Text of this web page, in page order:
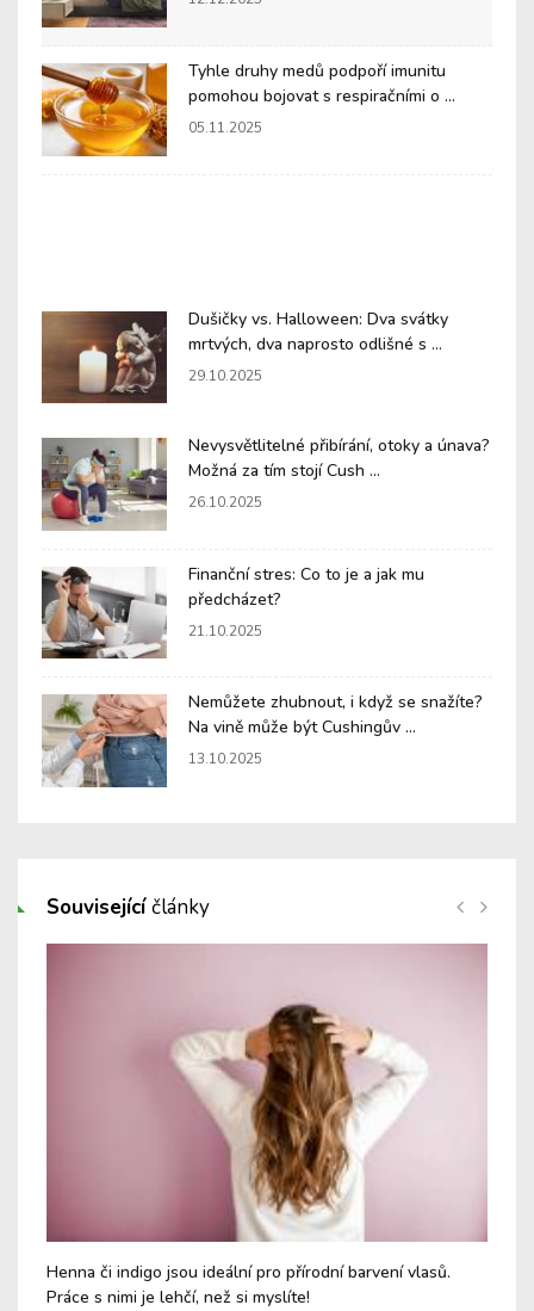
Tyhle druhy medů podpoří imunitu
pomohou bojovat s respiračními o ...
05.11.2025
Dušičky vs. Halloween: Dva svátky
mrtvých, dva naprosto odlišné s ...
29.10.2025
Nevysvětlitelné přibírání, otoky a únava?
Možná za tím stojí Cush ...
26.10.2025
Finanční stres: Co to je a jak mu
předcházet?
21.10.2025
Nemůžete zhubnout, i když se snažíte?
Na vině může být Cushingův ...
13.10.2025
Souvisejícíčlánky
Henna či indigo jsou ideální pro přírodní barvení vlasů.
Práce s nimi je lehčí, než si myslíte!